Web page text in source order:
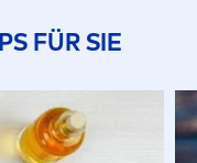
FÜR SIE